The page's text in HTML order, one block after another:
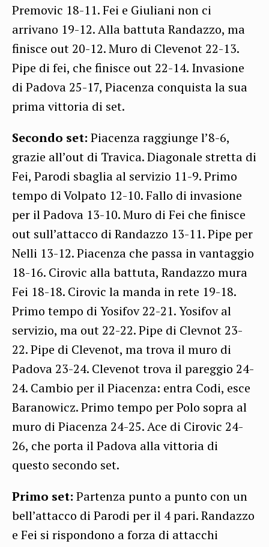
Premovic 18-11. Fei e Giuliani non ci
arrivano 19-12. Alla battuta Randazzo, ma
finisce out 20-12. Muro di Clevenot 22-13.
Pipe di fei, che finisce out 22-14. Invasione
di Padova 25-17, Piacenza conquista la sua
prima vittoria di set.
Secondo set: Piacenza raggiunge l’8-6,
grazie all’out di Travica. Diagonale stretta di
Fei, Parodi sbaglia al servizio 11-9. Primo
tempo di Volpato 12-10. Fallo di invasione
per il Padova 13-10. Muro di Fei che finisce
out sull’attacco di Randazzo 13-11. Pipe per
Nelli 13-12. Piacenza che passa in vantaggio
18-16. Cirovic alla battuta, Randazzo mura
Fei 18-18. Cirovic la manda in rete 19-18.
Primo tempo di Yosifov 22-21. Yosifov al
servizio, ma out 22-22. Pipe di Clevnot 23-
22. Pipe di Clevenot, ma trova il muro di
Padova 23-24. Clevenot trova il pareggio 24-
24. Cambio per il Piacenza: entra Codi, esce
Baranowicz. Primo tempo per Polo sopra al
muro di Piacenza 24-25. Ace di Cirovic 24-
26, che porta il Padova alla vittoria di
questo secondo set.
Primo set: Partenza punto a punto con un
bell’attacco di Parodi per il 4 pari. Randazzo
e Fei si rispondono a forza di attacchi